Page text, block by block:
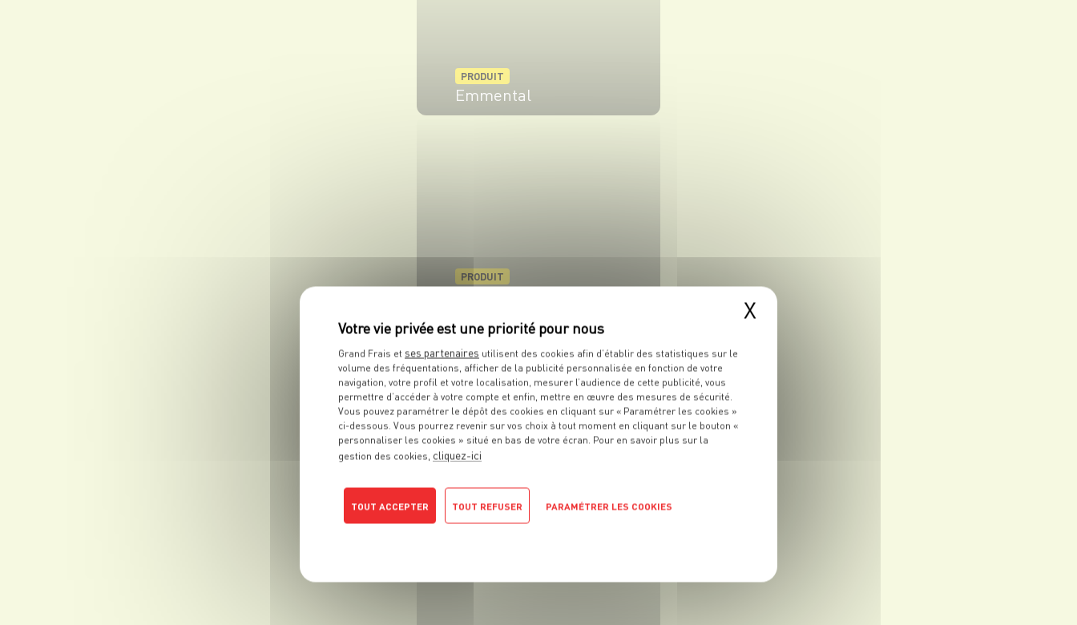
PRODUIT
Emmental
PRODUIT
Crème fraîche
VOIR LE PRODUIT
Œuf
X
Grand Frais et ses partenaires utilisent des cookies afin d’établir des statistiques sur le
volume des fréquentations, afficher de la publicité personnalisée en fonction de votre
navigation, votre profil et votre localisation, mesurer l’audience de cette publicité, vous
permettre d’accéder à votre compte et enfin, mettre en œuvre des mesures de sécurité.
Vous pouvez paramétrer le dépôt des cookies en cliquant sur « Paramétrer les cookies »
ci-dessous. Vous pourrez revenir sur vos choix à tout moment en cliquant sur le bouton «
personnaliser les cookies » situé en bas de votre écran. Pour en savoir plus sur la
gestion des cookies, cliquez-ici
TOUT ACCEPTER TOUT REFUSER PARAMÉTRER LES COOKIES